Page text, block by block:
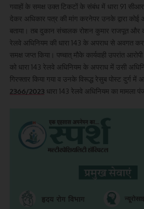
गवाहों के समक्ष उक्त टिकटों के संबंध में धारा 91
देकर अधिकार पत्र की मांग करनेपर उनके द्वारा कोई
बताया। तब दुकान संचालक रोशन कुमार राजपूत और
रेलवे अधिनियम की धारा 143 के अपराध से अवगत
समक्ष जप्त किया। पष्चात् मौके कार्यवाही उपरांत
को धारा 143 रेलवे अधिनियम के अपराध में उसी
गिरफ्तार किया गया व उनके विरूद्ध रेसुब पोस्ट दुर्ग में
2366/2023 धारा 143 रेलवे अधिनियम का मामला